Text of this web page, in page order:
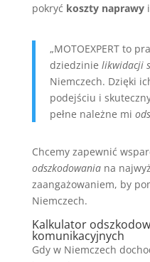
pokryć koszty naprawyi
„MOTOEXPERT to
dziedzinie likwidacji
Niemczech. Dzięki
podejściu i
pełne należne mi
Chcemy zapewnić
odszkodowaniana
zaangażowaniem, by
Niemczech.
Kalkulator
komunikacyjnych
Gdy w Niemczech